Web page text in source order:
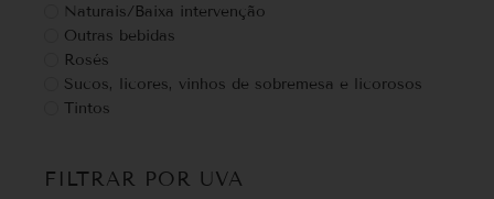
Naturais/Baixa intervenção
Outras bebidas
Rosés
Sucos, licores, vinhos de sobremesa e licorosos
Tintos
FILTRAR POR UVA